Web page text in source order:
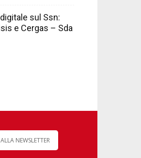
sul Ssn:
e Cergas – Sda
NEWSLETTER